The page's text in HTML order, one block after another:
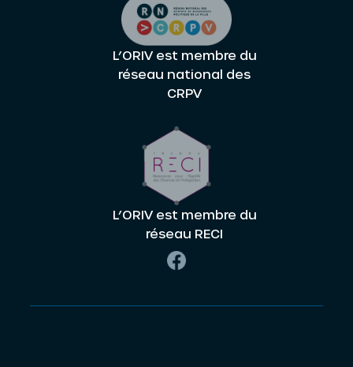
L’ORIV est membre du
réseau national des
CRPV
L’ORIV est membre du
réseau RECI